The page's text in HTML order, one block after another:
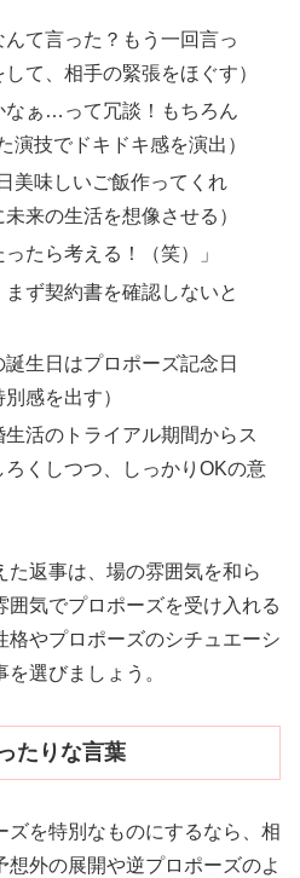
んて言った？もう一回言っ
て、相手の緊張をほぐす）
なぁ…って冗談！もちろん
演技でドキドキ感を演出）
美味しいご飯作ってくれ
来の生活を想像させる）
たら考える！（笑）」
まず契約書を確認しないと
誕生日はプロポーズ記念日
感を出す）
生活のトライアル期間からス
くしつつ、しっかりOKの意
た返事は、場の雰囲気を和ら
囲気でプロポーズを受け入れる
格やプロポーズのシチュエーシ
選びましょう。
たりな言葉
ズを特別なものにするなら、相
外の展開や逆プロポーズのよ